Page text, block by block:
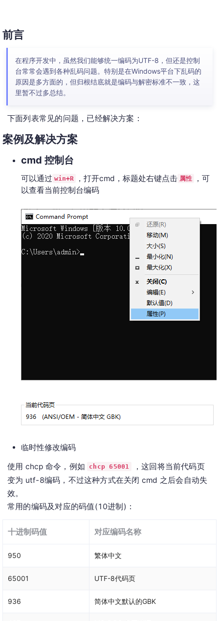
前言
在程序开发中，虽然我们能够统一编码为UTF-8，但还是控制
台常常会遇到各种乱码问题。特别是在Windows平台下乱码的
原因是多方面的，但归根结底就是编码与解密标准不一致，这
里暂不过多总结。
下面列表常见的问题，已经解决方案：
案例及解决方案
cmd 控制台
可以通过 win+R ，打开cmd，标题处右键点击 属性
，可
以查看当前控制台编码
临时性修改编码
使用 chcp 命令，例如 chcp 65001
，这回将当前代码页
变为 utf-8编码，不过这种方式在关闭 cmd 之后会自动失
效。
常用的编码及对应的码值(10进制)：
十进制码值 对应编码名称
950 繁体中文
65001 UTF-8代码页
936 简体中文默认的GBK